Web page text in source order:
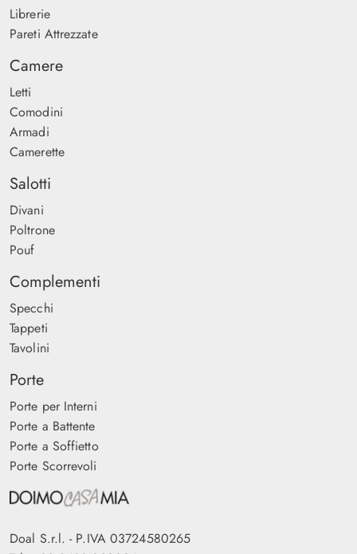
Librerie
Pareti Attrezzate
Camere
Letti
Comodini
Armadi
Camerette
Salotti
Divani
Poltrone
Pouf
Complementi
Specchi
Tappeti
Tavolini
Porte
Porte per Interni
Porte a Battente
Porte a Soffietto
Porte Scorrevoli
Doal S.r.l. - P.IVA 03724580265